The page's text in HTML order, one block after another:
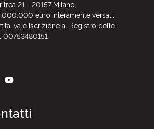
21 - 20157 Milano.
euro interamente versati.
Iva e Iscrizione al Registro delle
00753480151